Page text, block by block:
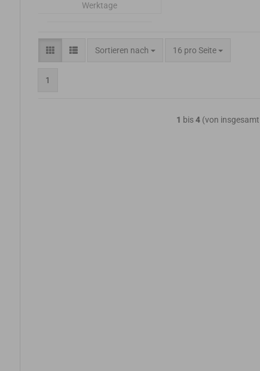
Werktage
Sortieren nach
Sortieren nach 16 pro Seite
pro Seite
1
1 bis4 (von